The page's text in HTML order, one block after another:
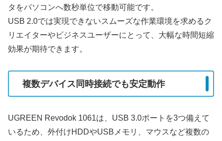
タをパソコンへ数秒単位で移動可能です。
USB 2.0では実現できないスムーズな作業環境を求めるク
リエイターやビジネスユーザーにとって、大幅な時間短縮
効果が期待できます。
複数デバイス同時接続でも安定動作
UGREEN Revodok 1061は、USB 3.0ポートを3つ備えて
いるため、外付けHDDやUSBメモリ、マウスなど複数の